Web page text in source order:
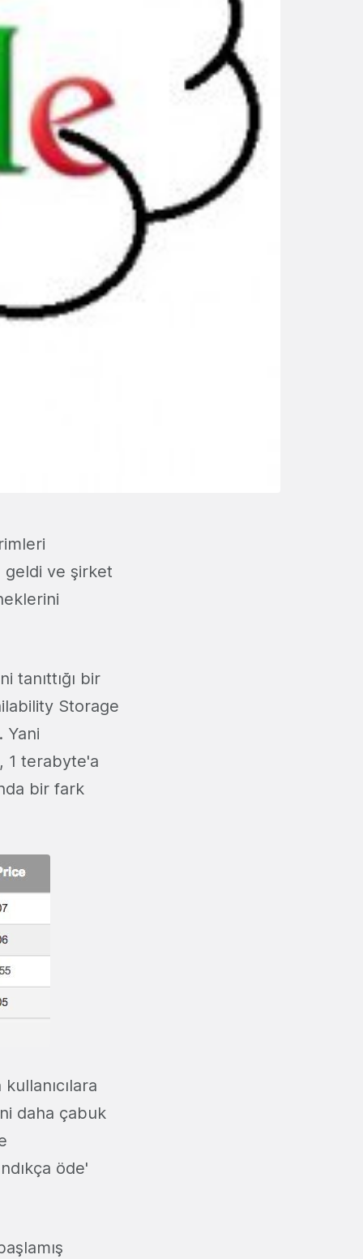
ve şirket
tanıttığı bir
Storage
Yani
1 terabyte'a
bir fark
daha çabuk
öde'